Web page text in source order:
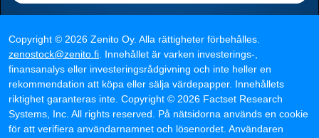
Copyright © 2026 Zenito Oy. Alla rättigheter förbehålles
zenostock@zenito.fi Innehållet är varken investerings-,
finansanalys eller investerings­rådgivning och inte heller en
rekommendation att köpa eller sälja värdepapper. Innehållets
riktighet garanteras inte. Copyright © 2026 Factset Research
Systems, Inc. All rights reserved.
På nätsidorna används en cookie
för att verifiera användarnamnet och lösenordet. Användaren